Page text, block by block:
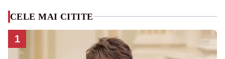
CELE MAI CITITE
1